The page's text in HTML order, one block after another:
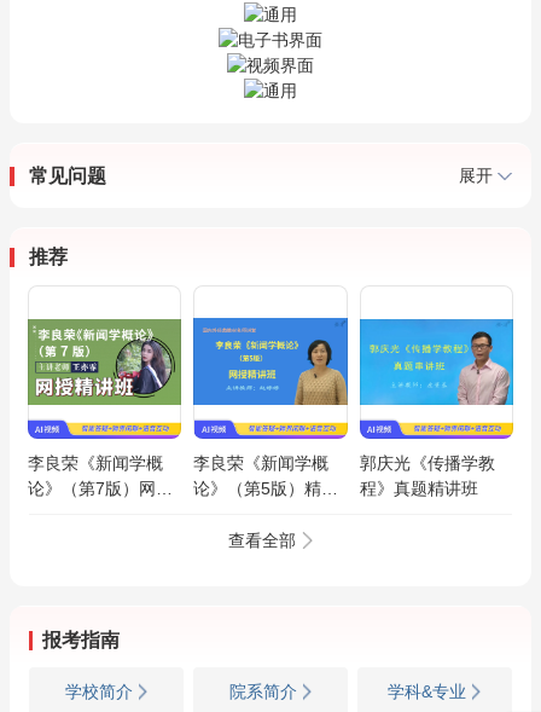
常见问题 展开
推荐
李良荣《新闻学概
论》（第7版）网授
李良荣《新闻学概
论》（第5版）精讲
真题串讲】
郭庆光《传播学教
程》真题精讲班
查看全部
报考指南
学校简介 院系简介 学科&专业